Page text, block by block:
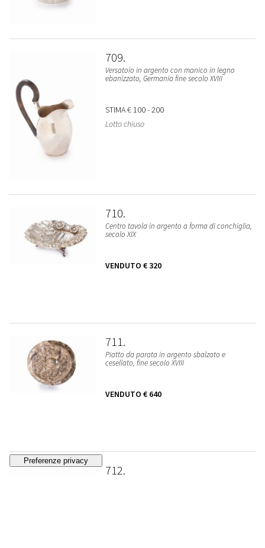
709
Versatoio in argento con manico in legno
ebanizzato, Germania fine secolo XVIII
STIMA€ 100 - 200
Lotto chiuso
710
Centro tavola in argento a forma di conchiglia,
secolo XIX
VENDUTO € 320
711
Piatto da parata in argento sbalzato e
cesellato, fine secolo XVIII
VENDUTO € 640
712